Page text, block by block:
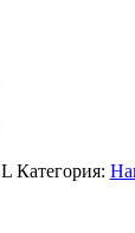
Категория: